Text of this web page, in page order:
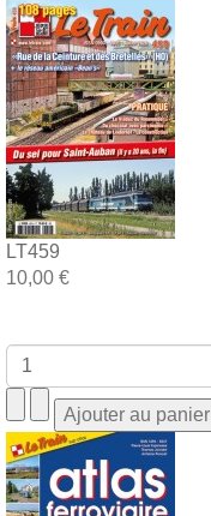
LT459
10,00 €